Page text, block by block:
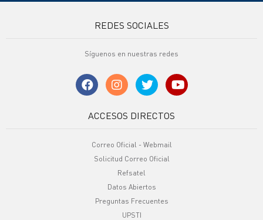
REDES SOCIALES
Síguenos en nuestras redes
ACCESOS DIRECTOS
Correo Oficial - Webmail
Solicitud Correo Oficial
Refsatel
Datos Abiertos
Preguntas Frecuentes
UPSTI